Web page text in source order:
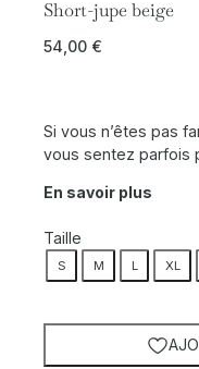
Short-jupe beige
54,00 €
Si vous n’êtes pas
vous sentez parfois
En savoir plus
Taille
S M L XL